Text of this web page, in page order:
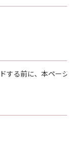
の一部が法
合でも、そ
ものとしま
する前に、本ページ